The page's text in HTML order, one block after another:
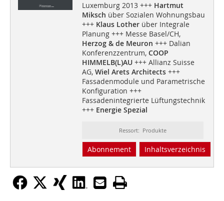
Luxemburg 2013 +++ Hartmut
Miksch über Sozialen Wohnungsbau
+++ Klaus Lotherüber Integrale
Planung +++ Messe Basel/CH,
Herzog & de Meuron +++ Dalian
Konferenzzentrum,COOP
HIMMELB(L)AU+++ Allianz Suisse
AG, Wiel Arets Architects+++
Fassadenmodule und Parametrische
Konfiguration +++
Fassadenintegrierte Lüftungstechnik
+++ Energie Spezial
Ressort: Produkte
Abonnement Inhaltsverzeichnis